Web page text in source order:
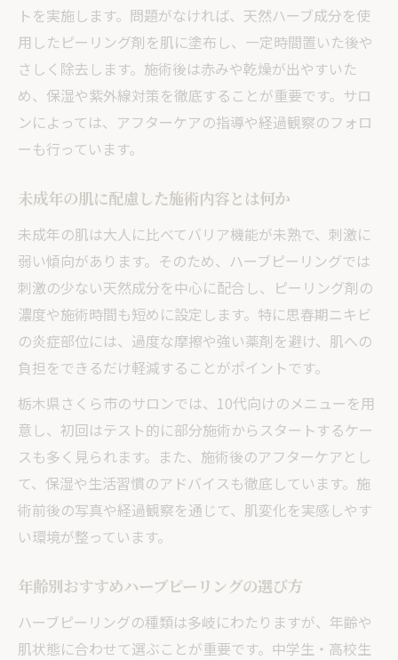
トを実施します。問題がなければ、天然ハーブ成分を使
用したピーリング剤を肌に塗布し、一定時間置いた後や
さしく除去します。施術後は赤みや乾燥が出やすいた
め、保湿や紫外線対策を徹底することが重要です。サロ
ンによっては、アフターケアの指導や経過観察のフォロ
ーも行っています。
未成年の肌に配慮した施術内容とは何か
未成年の肌は大人に比べてバリア機能が未熟で、刺激に
弱い傾向があります。そのため、ハーブピーリングでは
刺激の少ない天然成分を中心に配合し、ピーリング剤の
濃度や施術時間も短めに設定します。特に思春期ニキビ
の炎症部位には、過度な摩擦や強い薬剤を避け、肌への
負担をできるだけ軽減することがポイントです。
栃木県さくら市のサロンでは、10代向けのメニューを用
意し、初回はテスト的に部分施術からスタートするケー
スも多く見られます。また、施術後のアフターケアとし
て、保湿や生活習慣のアドバイスも徹底しています。施
術前後の写真や経過観察を通じて、肌変化を実感しやす
い環境が整っています。
年齢別おすすめハーブピーリングの選び方
ハーブピーリングの種類は多岐にわたりますが、年齢や
肌状態に合わせて選ぶことが重要です。中学生・高校生